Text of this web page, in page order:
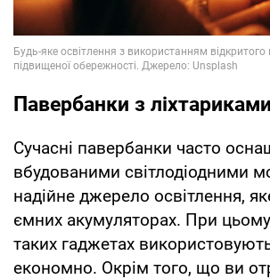
Павербанки з ліхтариками
Сучасні павербанки часто
вбудованими світлодіодними
надійне джерело освітлення,
ємних акумуляторах. При
таких гаджетах
економно. Окрім того, що ви